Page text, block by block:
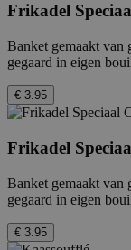
Frikadel
Banket gemaakt van
gegaard in eigen
€ 3.95
Frikadel
Banket gemaakt van
gegaard in eigen
€ 3.95